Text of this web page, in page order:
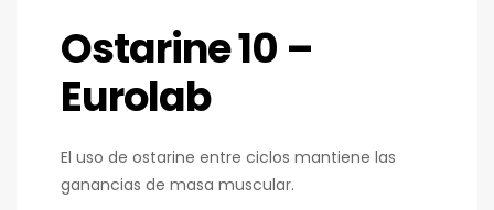
Ostarine 10 –
Eurolab
El uso de ostarine entre ciclos mantiene las
ganancias de masa muscular.